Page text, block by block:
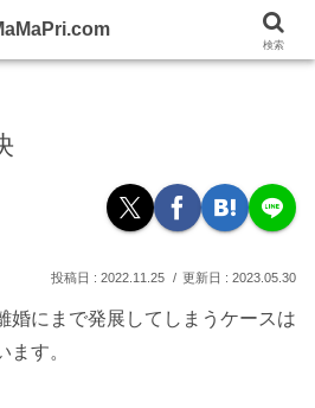
2022.11.25 2023.05.30
婚にまで発展してしまうケースは
す。
検索